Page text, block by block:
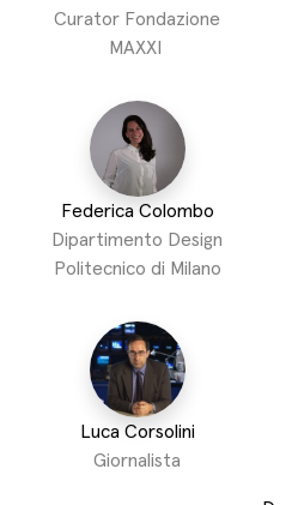
Curator Fondazione
MAXXI
Federica Colombo
Dipartimento Design
Politecnico di Milano
Luca Corsolini
Giornalista